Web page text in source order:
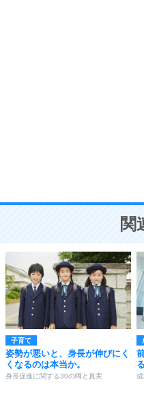
ことが大
関
子育て
姿勢が悪いと、身長が伸びにく
くなるのは本当か。
身長促進に関する30の噂と真実